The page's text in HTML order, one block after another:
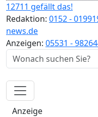
12711 gefällt das!
Redaktion: 0152 -
news.de
Anzeigen: 05531 -
Anzeige